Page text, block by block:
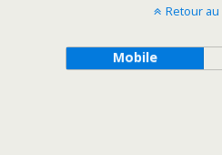
Retour
Mobile